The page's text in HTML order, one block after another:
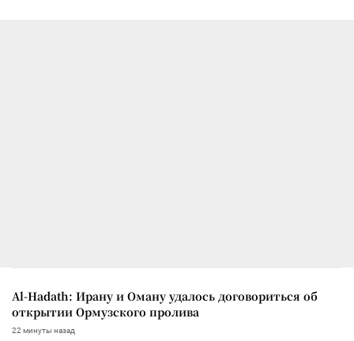
Al-Hadath: Ирану и Оману удалось договориться об
открытии Ормузского пролива
22 минуты назад